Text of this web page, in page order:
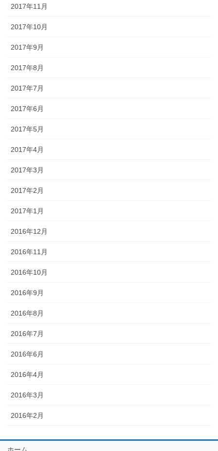
2017年11月
2017年10月
2017年9月
2017年8月
2017年7月
2017年6月
2017年5月
2017年4月
2017年3月
2017年2月
2017年1月
2016年12月
2016年11月
2016年10月
2016年9月
2016年8月
2016年7月
2016年6月
2016年4月
2016年3月
2016年2月
ホーム